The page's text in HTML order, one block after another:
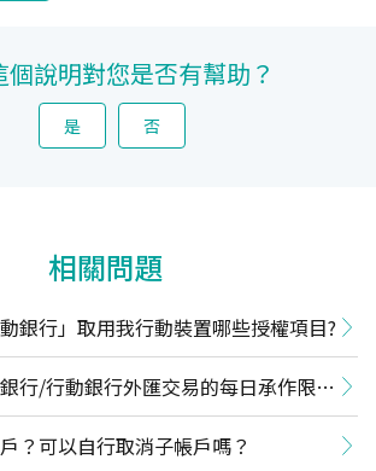
個說明對您是否有幫助？
是 否
相關問題
銀行」取用我行動裝置哪些授權項目?
？可以自行取消子帳戶嗎？